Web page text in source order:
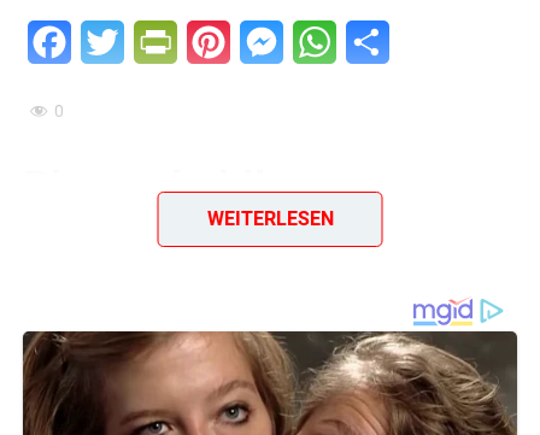
FacebookTwitter PrintFriendly
PinterestMessengerWhatsApp
0
Blumenkohlkremsuppe
Diese Zutaten brauchen wir…
WEITERLESEN